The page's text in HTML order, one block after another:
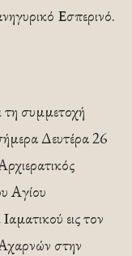
Εσπερινό.
τη συμμετοχή
Δευτέρα 26
Αγίου
εις τον
στην